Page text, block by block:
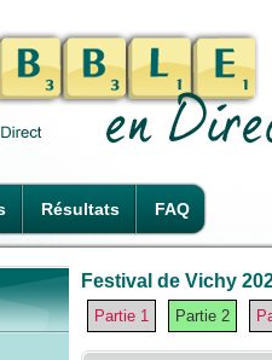
Résultats FAQ
Festival de Vichy
Partie 1 Partie 2